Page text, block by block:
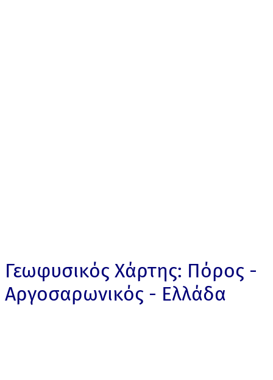
Γεωφυσικός Χάρτης: Πόρος -
Αργοσαρωνικός - Ελλάδα